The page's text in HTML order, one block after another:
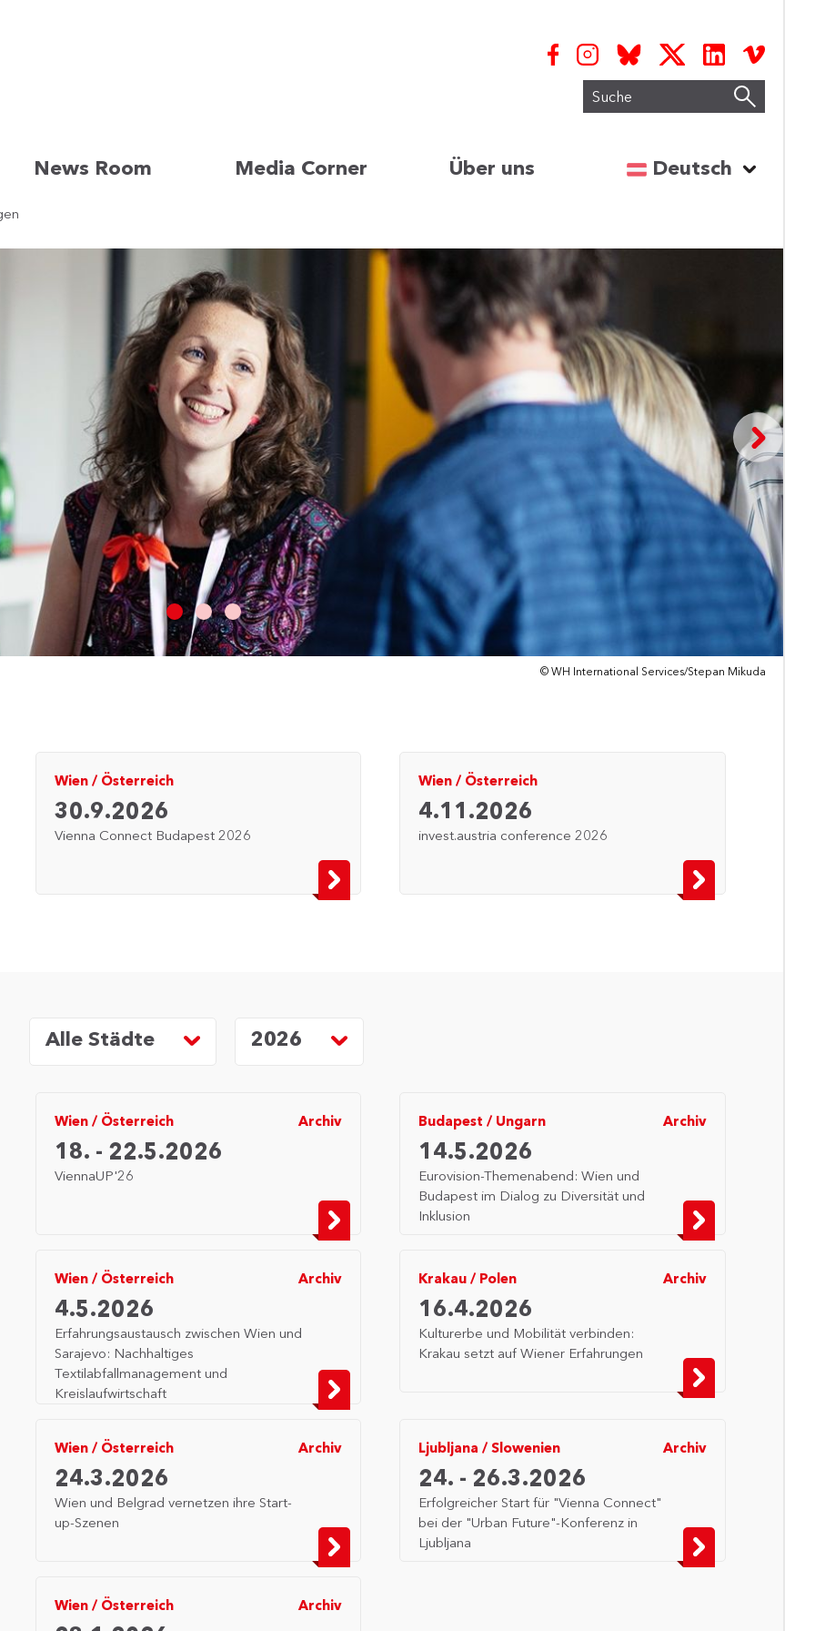
Suche
News Room Media Corner Über uns Sprache
Deutsch
© WH International Services/Stepan Mikuda
Wien/ Österreich
30.9.2026
Vienna Connect Budapest 2026
Wien / Österreich
4.11.2026
invest.austria conference 2026
Alle Städte 2026
Wien/ Österreich Archiv
18. - 22.5.2026
ViennaUP'26
Budapest / Ungarn Archiv
14.5.2026
Eurovision-Themenabend: Wien und
Budapest im Dialog zu Diversität und
Inklusion
Wien/ Österreich Archiv
4.5.2026
Erfahrungsaustausch zwischen Wien und
Sarajevo: Nachhaltiges
Textilabfallmanagement und
Kreislaufwirtschaft
Krakau / Polen Archiv
16.4.2026
Kulturerbe und Mobilität verbinden:
Krakau setzt auf Wiener Erfahrungen
Wien/ Österreich Archiv
24.3.2026
Wien und Belgrad vernetzen ihre Start-
up-Szenen
Ljubljana /Slowenien Archiv
24. - 26.3.2026
Erfolgreicher Start für "Vienna Connect"
bei der "Urban Future"-Konferenz in
Ljubljana
Wien/ Österreich Archiv